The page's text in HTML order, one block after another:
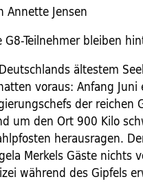
Annette Jensen
G8-Teilnehmer bleiben
ältestem
voraus: Anfang
der reichen
um den Ort 900 Kilo
herausragen.
Merkels Gäste
während des Gipfels